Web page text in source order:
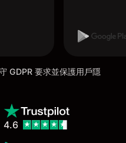
GDPR 要求並保護用戶隱
4.6